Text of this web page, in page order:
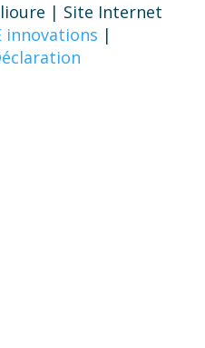
| Site Internet
innovations |